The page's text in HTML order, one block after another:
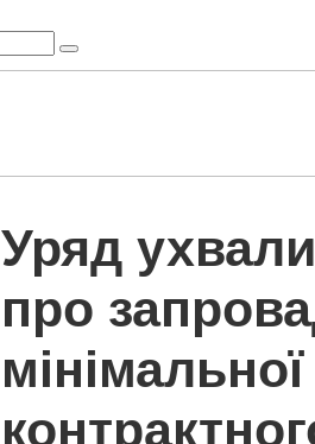
Уряд
про